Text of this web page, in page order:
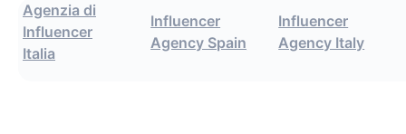
Agenzia di
Influencer
Italia
Influencer
Agency Spain
Influencer
Agency Italy